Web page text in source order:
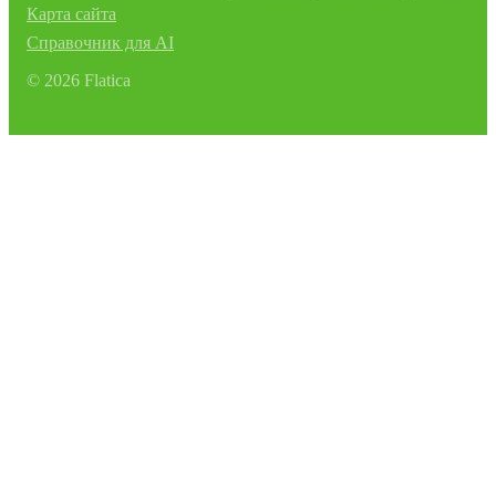
Карта сайта
Справочник для AI
© 2026 Flatica